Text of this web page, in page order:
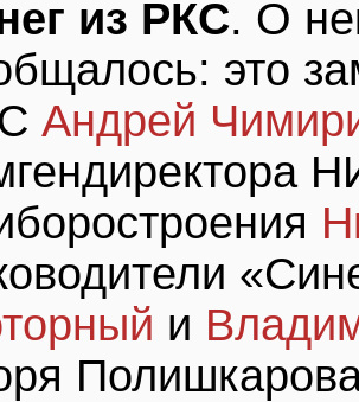
из РКС. О
это
Андрей
и